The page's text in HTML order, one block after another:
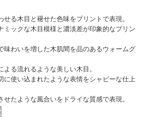
る木目と褪せた色味をプリントで表現。
ミックな木目模様と濃淡差が印象的なプリン
味わいを増した木肌間を品のあるウォームグ
る流れるような美しい木目。
に使い込まれたような表情をシャビーな仕上
たような風合いをドライな質感で表現。